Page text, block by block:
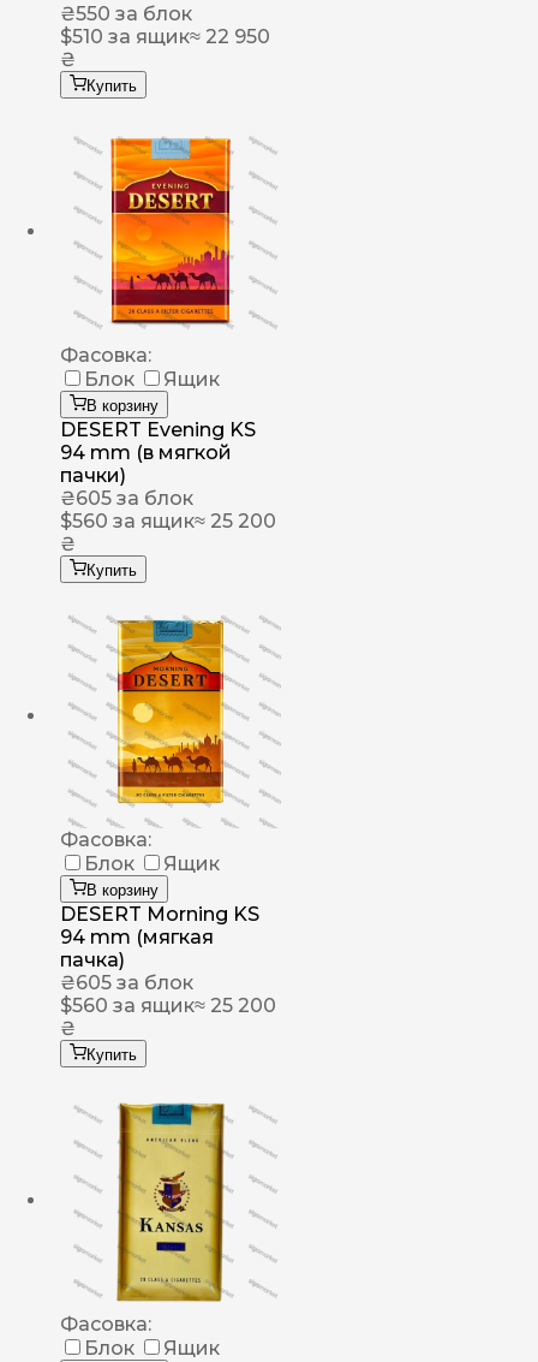
₴550 за блок
$510 за ящик≈ 22 950
₴
Купить
Фасовка:
Блок
Ящик
В корзину
DESERT Evening KS
94 mm (в мягкой
пачки)
₴605 за блок
$560 за ящик≈ 25 200
₴
Купить
Фасовка:
Блок
Ящик
В корзину
DESERT Morning KS
94 mm (мягкая
пачка)
₴605 за блок
$560 за ящик≈ 25 200
₴
Купить
Фасовка:
Блок
Ящик